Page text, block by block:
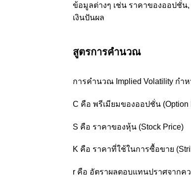
ข้อมูลต่างๆ เช่น ราคาของออปชั่น,
เงินปันผล
สูตรการคำนวณ
การคำนวณ Implied Volatility กำ
C คือ พรีเมียมของออปชั่น
S คือ ราคาของหุ้น (Stock Price)
K คือ ราคาที่ใช้ในการซื้อขาย
r คือ อัตราผลตอบแทนปราศจากคว